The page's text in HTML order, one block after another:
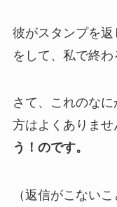
彼がスタンプを
をして、私で終わ
さて、これのな
方はよくありませ
う！のです。
（返信がこない